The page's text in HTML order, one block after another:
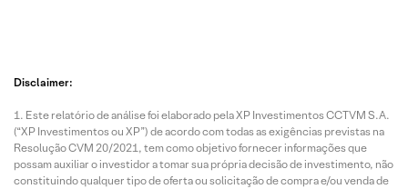
Disclaimer:
Este relatório de análise foi elaborado pela XP Investimentos CCTVM S.A.
(“XP Investimentos ou XP”) de acordo com todas as exigências previstas na
Resolução CVM 20/2021, tem como objetivo fornecer informações que
possam auxiliar o investidor a tomar sua própria decisão de investimento, não
constituindo qualquer tipo de oferta ou solicitação de compra e/ou venda de